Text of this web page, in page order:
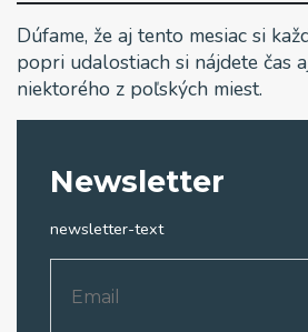
Dúfame, že aj tento mesiac si
popri udalostiach si nájdete čas
niektorého z poľských miest.
Newsletter
newsletter-text